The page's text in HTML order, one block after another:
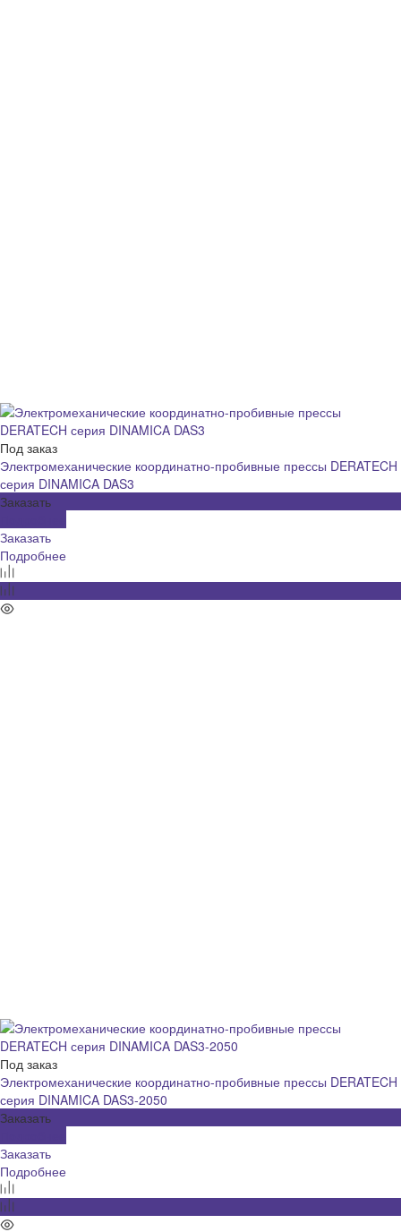
Под заказ
Электромеханические координатно-пробивные прессы DERATECH
серия DINAMICA DAS3
Заказать
Заказать
Подробнее
Под заказ
Электромеханические координатно-пробивные прессы DERATECH
серия DINAMICA DAS3-2050
Заказать
Заказать
Подробнее